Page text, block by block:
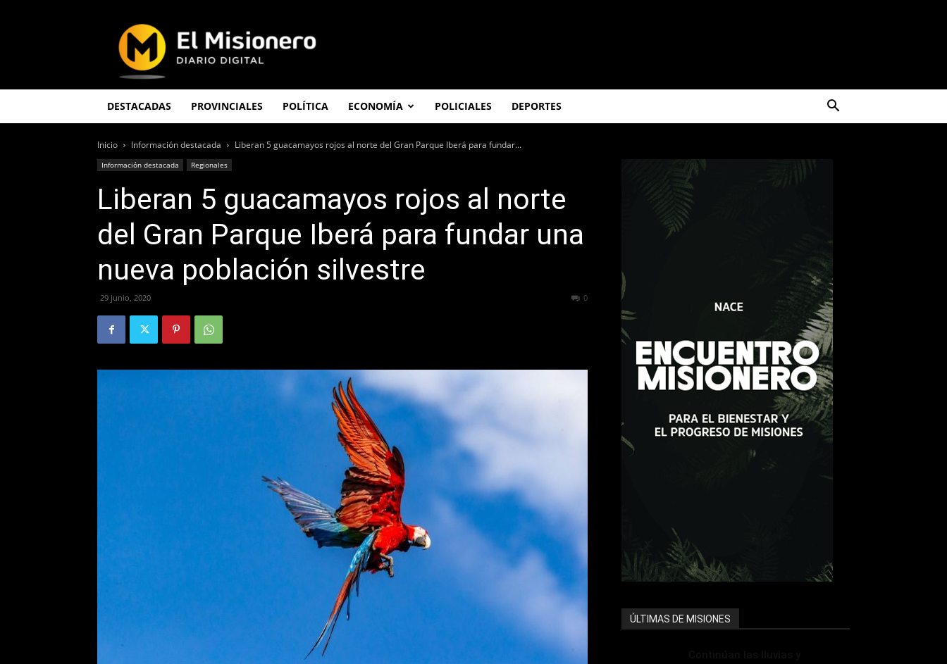
Misionero
DESTACADAS PROVINCIALES POLÍTICA ECONOMÍA POLICIALES DEPORTES
Inicio Información destacada Liberan 5 guacamayos rojos al norte del Gran Parque Iberá para fundar...
Información destacada Regionales
Liberan 5 guacamayos rojos al norte
del Gran Parque Iberá para fundar una
nueva población silvestre
29 junio, 2020 0
ÚLTIMAS DE MISIONES